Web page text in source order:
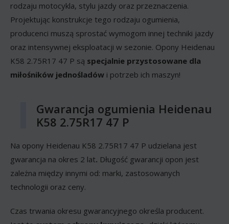
rodzaju motocykla, stylu jazdy oraz przeznaczenia.
Projektując konstrukcje tego rodzaju ogumienia,
producenci muszą sprostać wymogom innej techniki jazdy
oraz intensywnej eksploatacji w sezonie. Opony Heidenau
K58 2.75R17 47 P są specjalnie przystosowane dla
miłośników jednośladów i potrzeb ich maszyn!
Gwarancja ogumienia Heidenau
K58 2.75R17 47 P
Na opony Heidenau K58 2.75R17 47 P udzielana jest
gwarancja na okres 2 lat. Długość gwarancji opon jest
zależna między innymi od: marki, zastosowanych
technologii oraz ceny.
Czas trwania okresu gwarancyjnego określa producent.